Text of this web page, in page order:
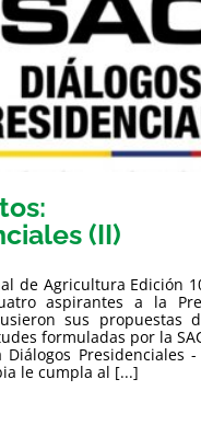
(II)
de Agricultura Edición
aspirantes a la
sus propuestas
formuladas por la
Presidenciales
le cumpla al [...]